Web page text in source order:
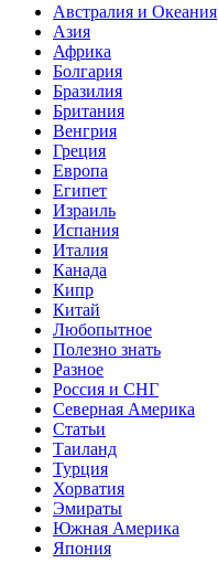
Австралия и Океания
Азия
Африка
Болгария
Бразилия
Британия
Венгрия
Греция
Европа
Египет
Израиль
Испания
Италия
Канада
Кипр
Китай
Любопытное
Полезно знать
Разное
Россия и СНГ
Северная Америка
Статьи
Таиланд
Турция
Хорватия
Эмираты
Южная Америка
Япония